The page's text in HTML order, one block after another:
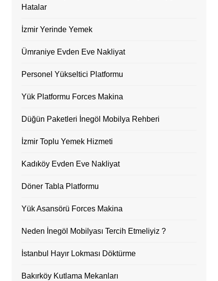
Hatalar
İzmir Yerinde Yemek
Ümraniye Evden Eve Nakliyat
Personel Yükseltici Platformu
Yük Platformu Forces Makina
Düğün Paketleri İnegöl Mobilya Rehberi
İzmir Toplu Yemek Hizmeti
Kadıköy Evden Eve Nakliyat
Döner Tabla Platformu
Yük Asansörü Forces Makina
Neden İnegöl Mobilyası Tercih Etmeliyiz ?
İstanbul Hayır Lokması Döktürme
Bakırköy Kutlama Mekanları